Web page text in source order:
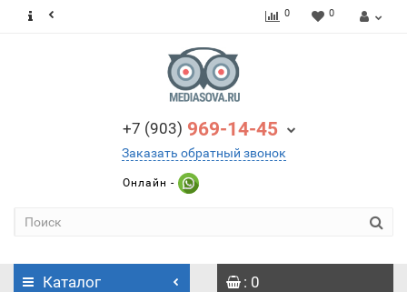
0 0
+7 (903) 969-14-45
Заказать обратный звонок
Онлайн -
Каталог : 0